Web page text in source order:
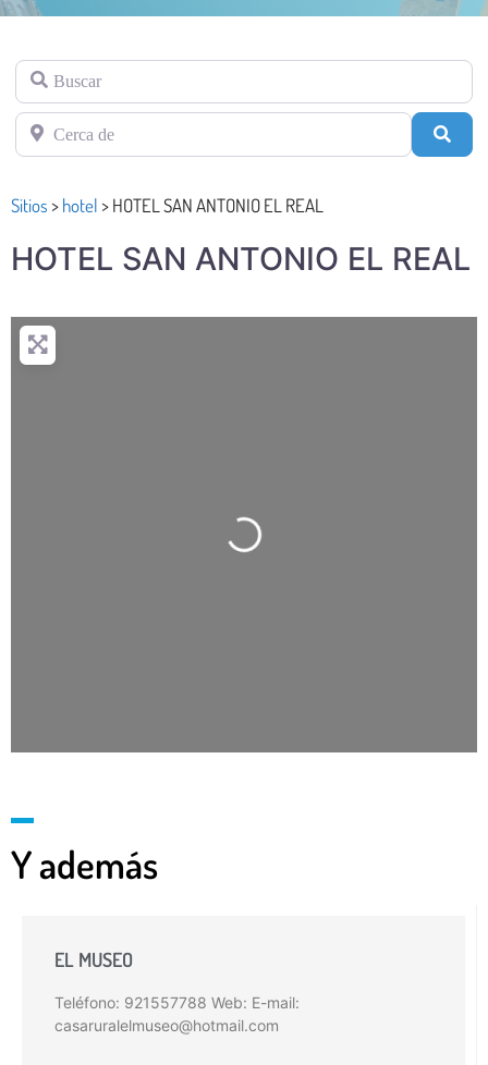
Buscar
Cerca de
Sitios >hotel >HOTEL SAN ANTONIO EL REAL
HOTEL SAN ANTONIO EL REAL
Cargando…
Y además
EL MUSEO
Teléfono: 921557788 Web: E-mail:
casaruralelmuseo@hotmail.com